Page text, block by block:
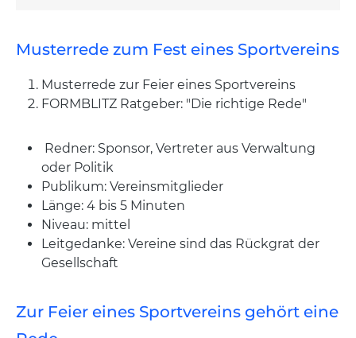
Musterrede zum Fest eines Sportvereins
Musterrede zur Feier eines Sportvereins
FORMBLITZ Ratgeber: "Die richtige Rede"
Redner: Sponsor, Vertreter aus Verwaltung
oder Politik
Publikum: Vereinsmitglieder
Länge: 4 bis 5 Minuten
Niveau: mittel
Leitgedanke: Vereine sind das Rückgrat der
Gesellschaft
Zur Feier eines Sportvereins gehört eine